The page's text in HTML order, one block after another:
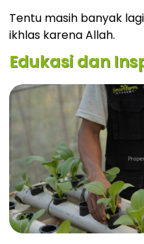
Tentu masih banyak
ikhlas karena Allah.
Edukasi dan